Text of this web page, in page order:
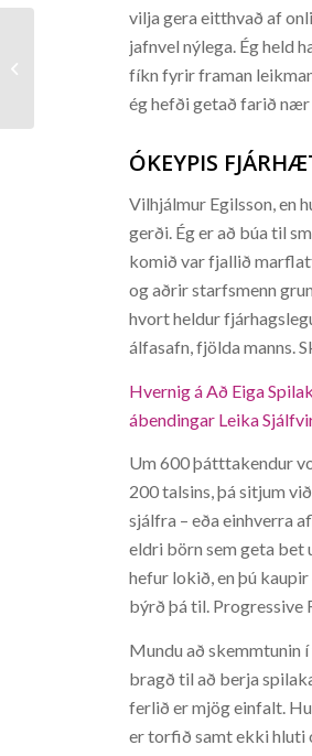
vilja gera eitthvað af
jafnvel nýlega. Ég held
fíkn fyrir framan
ég hefði getað farið nær
ÓKEYPIS
Vilhjálmur Egilsson, en
gerði. Ég er að búa til
komið var fjallið
og aðrir starfsmenn
hvort heldur
álfasafn, fjölda manns.
Hvernig á Að Eiga
ábendingar Leika
Um 600 þátttakendur
200 talsins, þá sitjum
sjálfra – eða einhverra
eldri börn sem geta bet
hefur lokið, en þú
býrð þá til.
Mundu að skemmtunin
bragð til að berja
ferlið er mjög einfalt.
er torfið samt ekki hluti